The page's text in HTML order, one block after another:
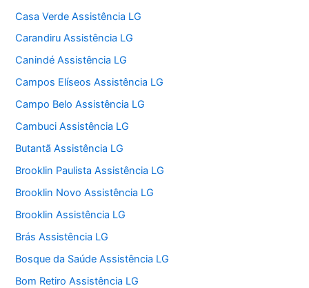
Casa Verde Assistência LG
Carandiru Assistência LG
Canindé Assistência LG
Campos Elíseos Assistência LG
Campo Belo Assistência LG
Cambuci Assistência LG
Butantã Assistência LG
Brooklin Paulista Assistência LG
Brooklin Novo Assistência LG
Brooklin Assistência LG
Brás Assistência LG
Bosque da Saúde Assistência LG
Bom Retiro Assistência LG